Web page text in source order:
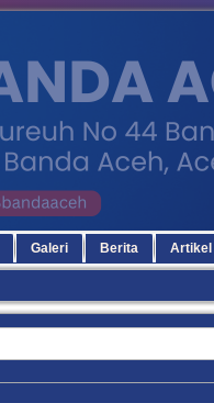
Galeri Berita Artikel